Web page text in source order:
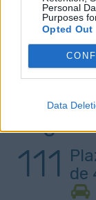
Personal
Purposes
Opted Out
Data
Triana
17
239
111 de